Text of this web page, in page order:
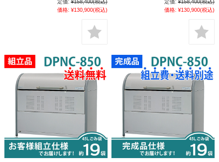
定価: ¥158,400(税込)
価格: ¥130,900(税込)
定価: ¥158,400(税込)
価格: ¥130,900(税込)